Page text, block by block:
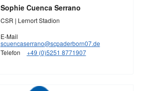
Sophie Cuenca Serrano
CSR | Lernort Stadion
E-Mail
scuencaserrano@scpaderborn07.de
Telefon
+49 (0)5251 8771907